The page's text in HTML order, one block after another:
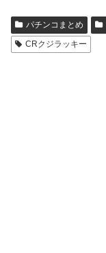
パチンコまとめ
CRクジラッキー